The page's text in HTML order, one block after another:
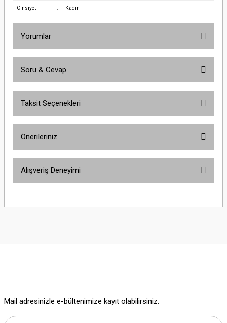
Cinsiyet : Kadın
Yorumlar
Soru & Cevap
Taksit Seçenekleri
Önerileriniz
yetersiz gördüğünüz noktaları öneri formunu kullanarak tarafımıza
Alışveriş Deneyimi
Mail adresinizle e-bültenimize kayıt olabilirsiniz.